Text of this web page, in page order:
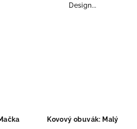
Design...
Kovový obuvák: Malý